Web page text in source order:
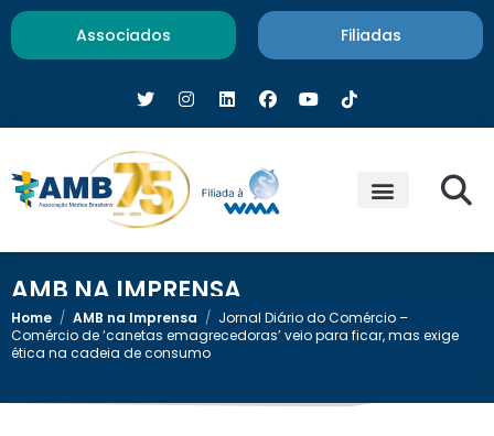
Associados Filiadas
AMB NA IMPRENSA
Home / AMB na Imprensa / Jornal Diário do Comércio –
Comércio de ‘canetas emagrecedoras’ veio para ficar, mas exige
ética na cadeia de consumo